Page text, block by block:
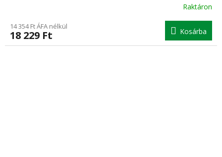
Raktáron
14 354 Ft ÁFA nélkül
18 229 Ft Kosárba